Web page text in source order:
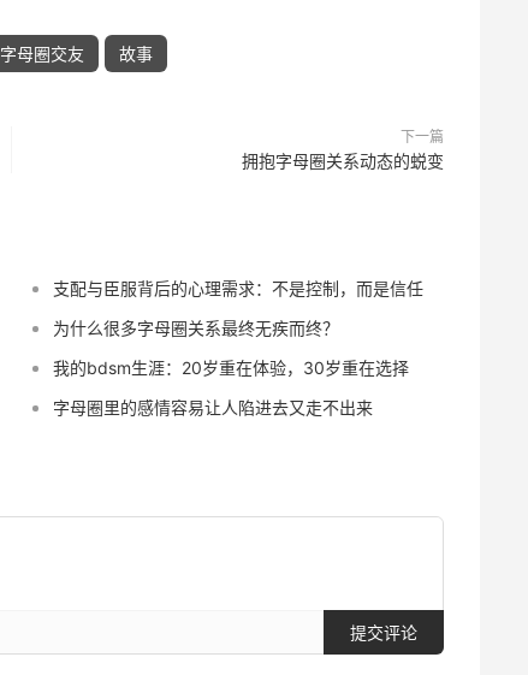
字母圈交友 故事
下一篇
拥抱字母圈关系动态的蜕变
支配与臣服背后的心理需求：不是控制，而是信任
为什么很多字母圈关系最终无疾而终？
我的bdsm生涯：20岁重在体验，30岁重在选择
字母圈里的感情容易让人陷进去又走不出来
提交评论